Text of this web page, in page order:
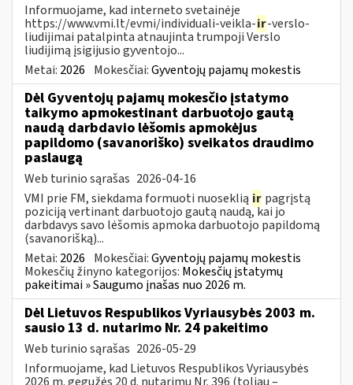
Informuojame, kad interneto svetainėje
https://www.vmi.lt/evmi/individuali-veikla-ir-verslo-
liudijimai patalpinta atnaujinta trumpoji Verslo
liudijimą įsigijusio gyventojo...
Metai: 2026 Mokesčiai:Gyventojų pajamų mokestis
Dėl Gyventojų pajamų mokesčio įstatymo
taikymo apmokestinant darbuotojo gautą
naudą darbdavio lėšomis apmokėjus
papildomo (savanoriško) sveikatos draudimo
paslaugą
Web turinio sąrašas 2026-04-16
VMI prie FM, siekdama formuoti nuoseklią ir pagrįstą
poziciją vertinant darbuotojo gautą naudą, kai jo
darbdavys savo lėšomis apmoka darbuotojo papildomą
(savanorišką)...
Metai: 2026 Mokesčiai:Gyventojų pajamų mokestis
Mokesčių žinyno kategorijos: Mokesčių įstatymų
pakeitimai » Saugumo įnašas nuo 2026 m.
Dėl Lietuvos Respublikos Vyriausybės 2003 m.
sausio 13 d. nutarimo Nr. 24 pakeitimo
Web turinio sąrašas 2026-05-29
Informuojame, kad Lietuvos Respublikos Vyriausybės
2026 m. gegužės 20 d. nutarimu Nr. 396 (toliau –